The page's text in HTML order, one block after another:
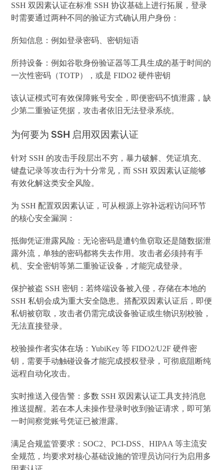
SSH 双因素认证在标准 SSH 协议基础上进行拓展，登录
时需要通过两种不同的验证方式确认用户身份：
所知信息：例如登录密码、密钥短语
所持设备：例如谷歌身份验证器等工具生成的基于时间的
一次性密码（TOTP），或是 FIDO2 硬件密钥
该认证模式可有效保障账号安全，即便密码不慎泄露，缺
少第二重验证凭据，攻击者依旧无法登录系统。
为何要为 SSH 启用双因素认证
针对 SSH 的攻击手段层出不穷，暴力破解、凭证填充、
键盘记录等攻击行为十分常见，而 SSH 双因素认证能够
有效化解这类安全风险。
为 SSH 配置双因素认证，可从根源上弥补远程访问环节
的核心安全漏洞：
抵御凭证泄露风险：无论密码是遭钓鱼窃取还是随数据泄
露外流，单独的密码都将失去作用。攻击者必须持有手
机、安全密钥等第二重验证设备，才能完成登录。
保护被盗 SSH 密钥：若终端设备被入侵，存储在本地的
SSH 私钥会成为重大安全隐患。搭配双因素认证后，即便
私钥被窃取，攻击者仍需完成设备验证或生物识别校验，
无法直接登录。
校验操作者实体在场：YubiKey 等 FIDO2/U2F 硬件密
钥，需要手动触碰设备才能完成授权登录，可彻底阻断纯
远程自动化攻击。
实时推送入侵告警：多数 SSH 双因素认证工具支持消息
推送提醒。若在本人未操作登录时收到验证请求，即可第
一时间察觉账号凭证已被泄露。
满足合规监管要求：SOC2、PCI-DSS、HIPAA 等主流安
全规范，均要求对核心基础设施的管理员访问行为启用多